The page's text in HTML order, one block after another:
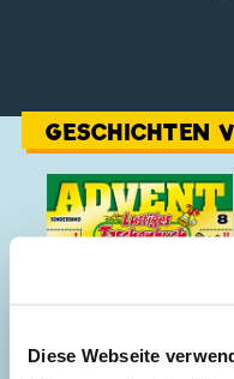
Diese Webseite
GESCHICHTEN